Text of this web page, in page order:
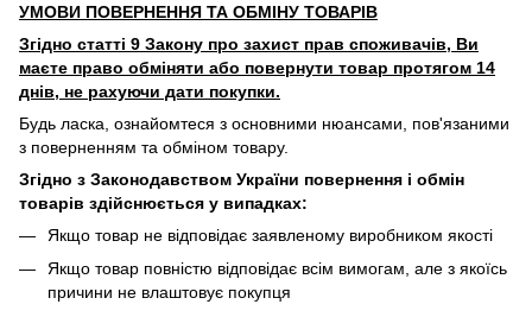
УМОВИ ПОВЕРНЕННЯ ТА ОБМІНУ ТОВАРІВ
Згідно статті 9 Закону про захист прав споживачів, Ви
маєте право обміняти або повернути товар протягом 14
днів, не рахуючи дати покупки.
Будь ласка, ознайомтеся з основними нюансами, пов'язаними
з поверненням та обміном товару.
Згідно з Законодавством України повернення і обмін
товарів здійснюється у випадках:
Якщо товар не відповідає заявленому виробником якості
Якщо товар повністю відповідає всім вимогам, але з якоїсь
причини не влаштовує покупця